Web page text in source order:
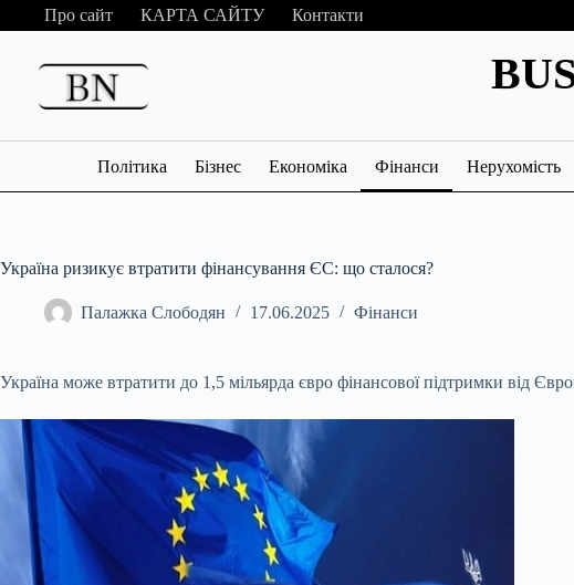
Перейти
до
Про сайт КАРТА САЙТУ Контакти
Політика Бізнес Економіка Фінанси Нерухомість
Україна ризикує втратити фінансування ЄС: що сталося?
Палажка Слободян 17.06.2025 Фінанси
Україна може втратити до 1,5 мільярда євро фінансової підтримки від